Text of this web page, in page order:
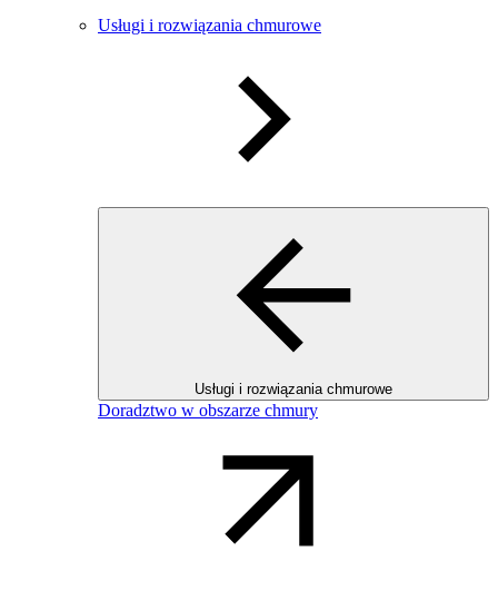
Usługi i rozwiązania chmurowe
Usługi i rozwiązania chmurowe
Doradztwo w obszarze chmury